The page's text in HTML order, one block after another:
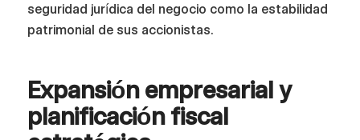
seguridad jurídica del negocio como la estabilidad
patrimonial de sus accionistas.
Expansión empresarial y
planificación fiscal